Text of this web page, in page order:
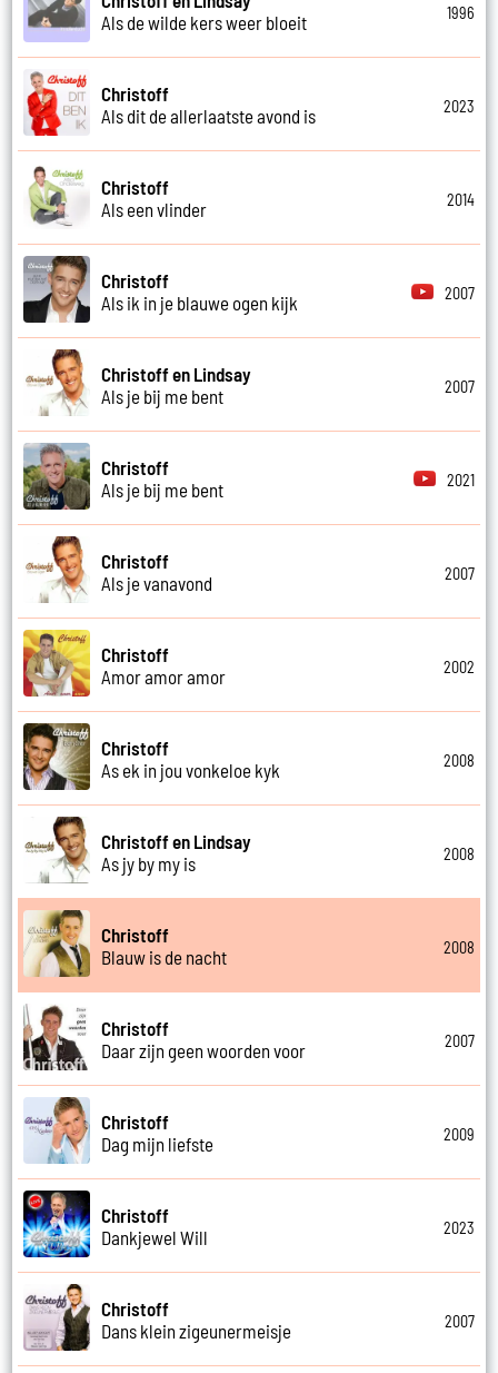
Als de wilde kers weer bloeit
1996
Christoff
Als dit de allerlaatste avond is
2023
Christoff
Als een vlinder
2014
Christoff
Als ik in je blauwe ogen kijk
2007
Christoff en Lindsay
Als je bij me bent
2007
Christoff
Als je bij me bent
2021
Christoff
Als je vanavond
2007
Christoff
Amor amor amor
2002
Christoff
As ek in jou vonkeloe kyk
2008
Christoff en Lindsay
As jy by my is
2008
Christoff
Blauw is de nacht
2008
Christoff
Daar zijn geen woorden voor
2007
Christoff
Dag mijn liefste
2009
Christoff
Dankjewel Will
2023
Christoff
Dans klein zigeunermeisje
2007